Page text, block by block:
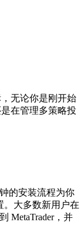
无论你是刚开始
在管理多策略投
的安装流程为你
。大多数新用户在
MetaTrader，并